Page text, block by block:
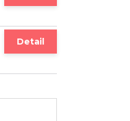
Detail